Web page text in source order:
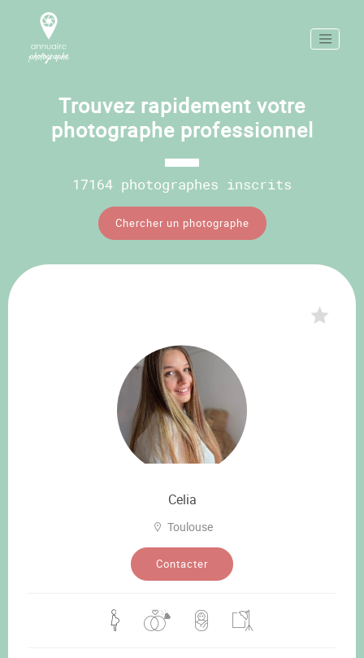
Trouvez rapidement votre
photographe professionnel
17164 photographes inscrits
Chercher un photographe
Celia
Toulouse
Contacter